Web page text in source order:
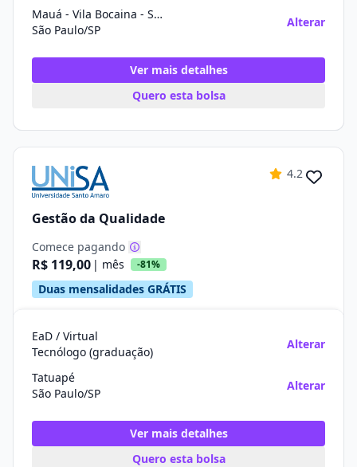
Mauá - Vila Bocaina - São Paulo
São Paulo/SP
Alterar
Ver mais detalhes
Quero esta bolsa
4.2
Gestão da Qualidade
Comece pagando
R$ 119,00 | mês -81%
Duas mensalidades GRÁTIS
EaD / Virtual
Tecnólogo (graduação)
Alterar
Tatuapé
São Paulo/SP
Alterar
Ver mais detalhes
Quero esta bolsa